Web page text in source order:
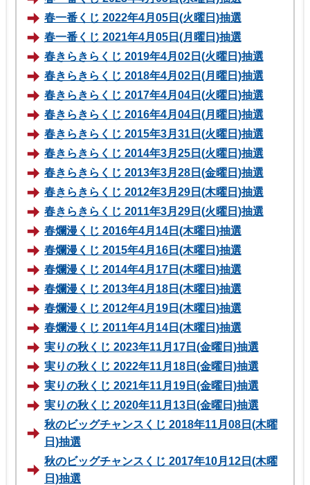
春一番くじ 2022年4月05日(火曜日)抽選
春一番くじ 2021年4月05日(月曜日)抽選
春きらきらくじ 2019年4月02日(火曜日)抽選
春きらきらくじ 2018年4月02日(月曜日)抽選
春きらきらくじ 2017年4月04日(火曜日)抽選
春きらきらくじ 2016年4月04日(月曜日)抽選
春きらきらくじ 2015年3月31日(火曜日)抽選
春きらきらくじ 2014年3月25日(火曜日)抽選
春きらきらくじ 2013年3月28日(金曜日)抽選
春きらきらくじ 2012年3月29日(木曜日)抽選
春きらきらくじ 2011年3月29日(火曜日)抽選
春爛漫くじ 2016年4月14日(木曜日)抽選
春爛漫くじ 2015年4月16日(木曜日)抽選
春爛漫くじ 2014年4月17日(木曜日)抽選
春爛漫くじ 2013年4月18日(木曜日)抽選
春爛漫くじ 2012年4月19日(木曜日)抽選
春爛漫くじ 2011年4月14日(木曜日)抽選
実りの秋くじ 2023年11月17日(金曜日)抽選
実りの秋くじ 2022年11月18日(金曜日)抽選
実りの秋くじ 2021年11月19日(金曜日)抽選
実りの秋くじ 2020年11月13日(金曜日)抽選
秋のビッグチャンスくじ 2018年11月08日(木曜
日)抽選
秋のビッグチャンスくじ 2017年10月12日(木曜
日)抽選